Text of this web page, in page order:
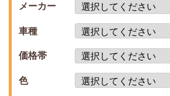
メーカー
車種
価格帯
色